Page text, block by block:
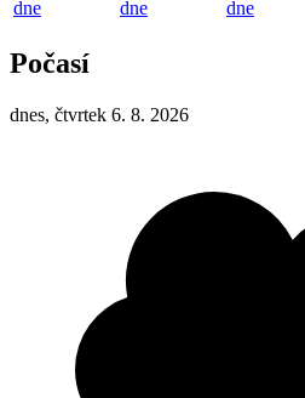
dne dne dne
Počasí
dnes, čtvrtek 6. 8. 2026